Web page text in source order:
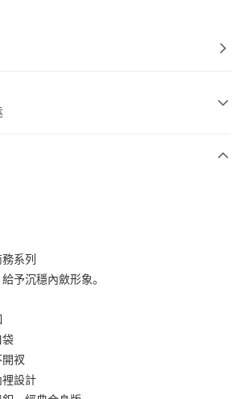
台北富邦商业银行
行
彰化商业银行
行
系列
予沉穩內斂形象。
袋
衩
裡設計